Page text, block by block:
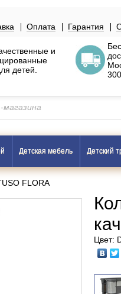
Оплата Гарантия
и
детей.
Детская мебель Детский
FLORA
Цвет: